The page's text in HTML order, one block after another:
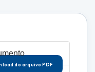
do arquivo PDF